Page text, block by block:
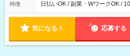
特徴 日払いOK / 副業・WワークOK /
気になる！ 応募する